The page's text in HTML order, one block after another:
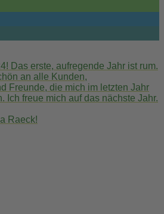
Das erste, aufregende Jahr ist rum.
an alle Kunden,
Freunde, die mich im letzten Jahr
Ich freue mich auf das nächste Jahr.
Raeck!